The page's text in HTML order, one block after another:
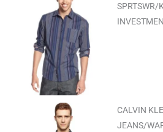
SPRTSWR/
CALVIN
JEANS/